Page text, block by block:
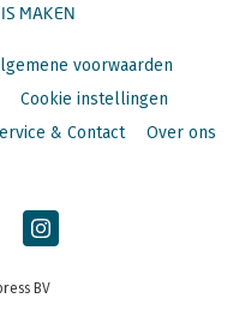
MAKEN
voorwaarden
Cookie instellingen
& Contact Over ons
BV